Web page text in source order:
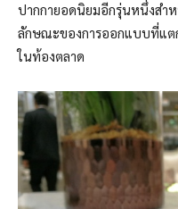
ปากกายอดนิยมอีกรุ่นหนึ่งสำ
ลักษณะของการออกแบบที่แต
ในท้องตลาด